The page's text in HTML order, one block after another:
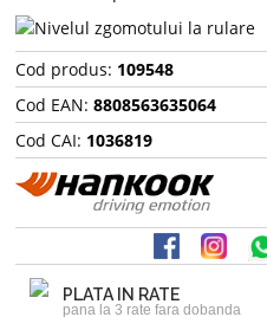
Cod produs: 109548
Cod EAN: 8808563635064
Cod CAI: 1036819
PLATA IN RATE
pana la 3 rate fara dobanda